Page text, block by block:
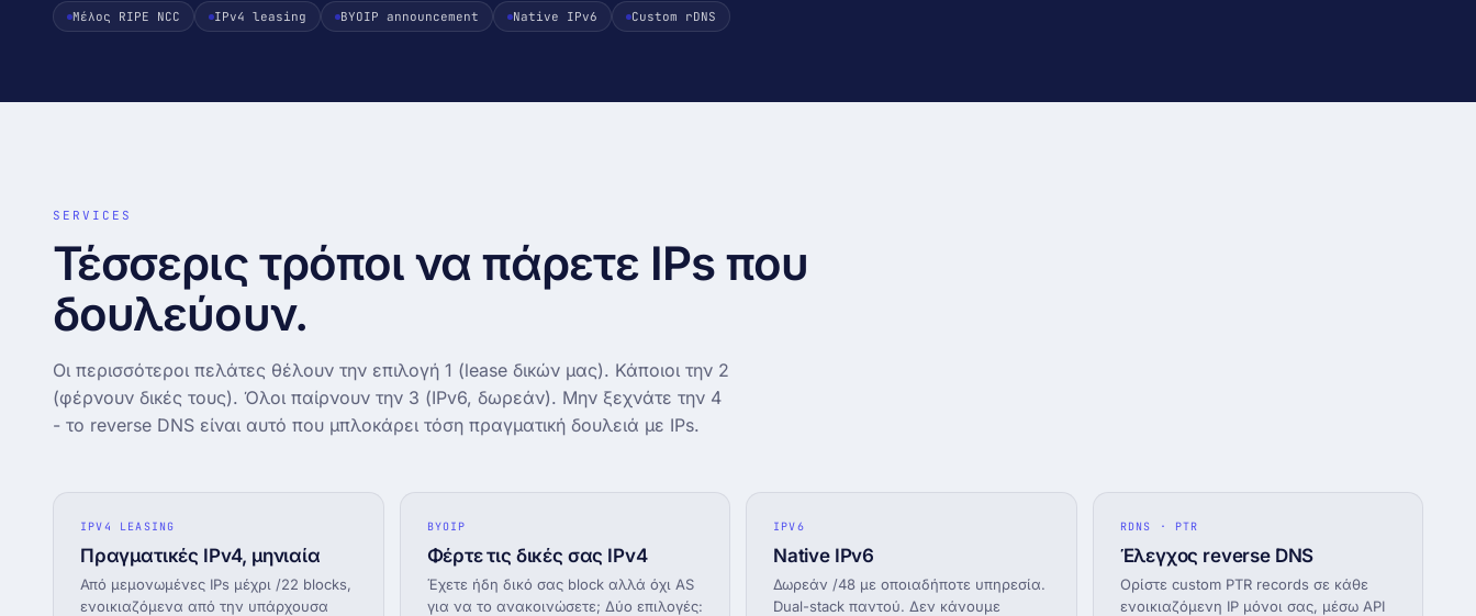
Δωρεάν μεταφορά site
Μέλος RIPE NCC IPv4 leasing BYOIP announcement Native IPv6 Custom rDNS
SERVICES
Τέσσερις τρόποι να πάρετε IPs που
δουλεύουν.
Οι περισσότεροι πελάτες θέλουν την επιλογή 1 (lease δικών μας). Κάποιοι την 2
(φέρνουν δικές τους). Όλοι παίρνουν την 3 (IPv6, δωρεάν). Μην ξεχνάτε την 4
- το reverse DNS είναι αυτό που μπλοκάρει τόση πραγματική δουλειά με IPs.
IPV4 LEASING
Πραγματικές IPv4, μηνιαία
Από μεμονωμένες IPs μέχρι /22 blocks,
ενοικιαζόμενα από την υπάρχουσα
BYOIP
Φέρτε τις δικές σας IPv4
Έχετε ήδη δικό σας block αλλά όχι AS
για να το ανακοινώσετε; Δύο επιλογές:
IPV6
Native IPv6
Δωρεάν /48 με οποιαδήποτε υπηρεσία.
Dual-stack παντού. Δεν κάνουμε
RDNS · PTR
Έλεγχος reverse DNS
Ορίστε custom PTR records σε κάθε
ενοικιαζόμενη IP μόνοι σας, μέσω API